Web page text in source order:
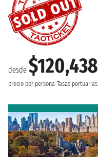
desde $120,438
precio por persona Tasas portuarias